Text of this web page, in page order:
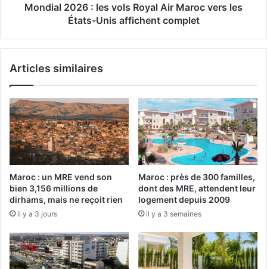
Mondial 2026 : les vols Royal Air Maroc vers les
États-Unis affichent complet
Articles similaires
Maroc : un MRE vend son
bien 3,156 millions de
dirhams, mais ne reçoit rien
il y a 3 jours
Maroc : près de 300 familles,
dont des MRE, attendent leur
logement depuis 2009
il y a 3 semaines